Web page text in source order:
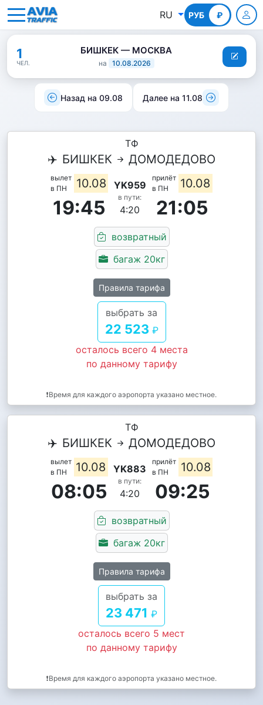
RU РУБ ₽
КГС
1
ЧЕЛ.
БИШКЕК — МОСКВА
на 10.08.2026
Назад на 09.08 Далее на 11.08
ТФ
✈️ БИШКЕК ДОМОДЕДОВО
вылет
в ПН
10.08
19:45
YK959
в пути:
4:20
прилёт
в ПН
10.08
21:05
возвратный
багаж 20кг
Правила тарифа
выбрать за
22 523₽
осталось всего 4 места
по данному тарифу
❗Время для каждого аэропорта указано местное.
ТФ
✈️ БИШКЕК ДОМОДЕДОВО
вылет
в ПН
10.08
08:05
YK883
в пути:
4:20
прилёт
в ПН
10.08
09:25
возвратный
багаж 20кг
Правила тарифа
выбрать за
23 471 ₽
осталось всего 5 мест
по данному тарифу
❗Время для каждого аэропорта указано местное.